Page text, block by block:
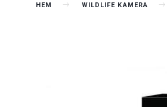
HEM WILDLIFE KAMERA